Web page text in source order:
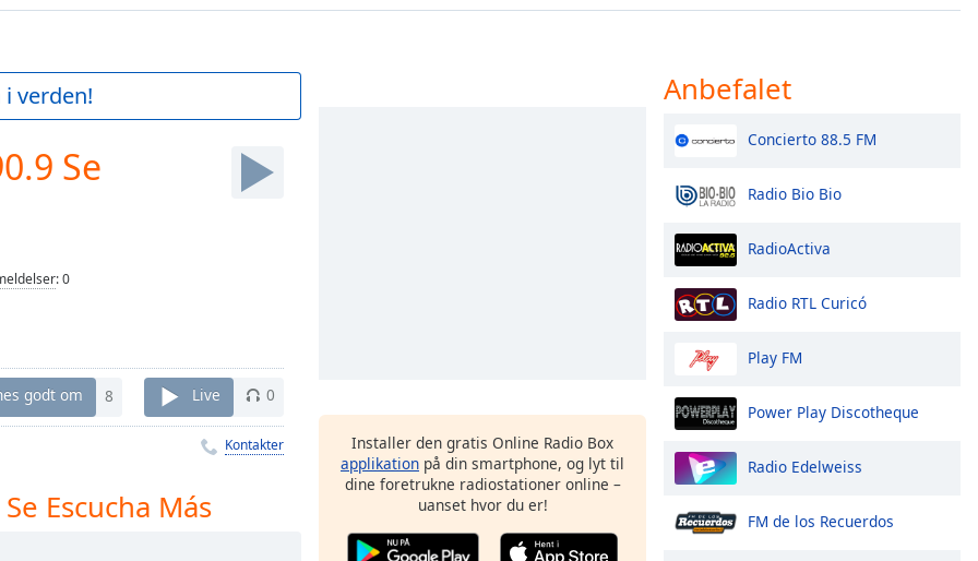
verden!
Se
:0
godt om 8 Live 0
Kontakter
Escucha Más
Installer den gratis Online Radio Box
applikation på din smartphone, og lyt til
dine foretrukne radiostationer online –
uanset hvor du er!
Anbefalet
Concierto 88.5 FM
Radio Bio Bio
RadioActiva
Radio RTL Curicó
Play FM
Power Play Discotheque
Radio Edelweiss
FM de los Recuerdos